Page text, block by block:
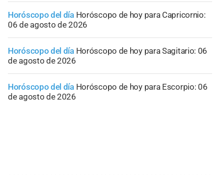
Horóscopo del día Horóscopo de hoy para Capricornio:
06 de agosto de 2026
Horóscopo del día Horóscopo de hoy para Sagitario: 06
de agosto de 2026
Horóscopo del día Horóscopo de hoy para Escorpio: 06
de agosto de 2026